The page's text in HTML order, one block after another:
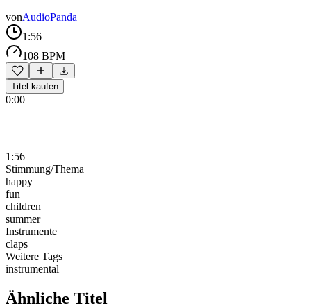
vonAudioPanda
1:56
108 BPM
Titel kaufen
0:00
1:56
Stimmung/Thema
happy
fun
children
summer
Instrumente
claps
Weitere Tags
instrumental
Ähnliche Titel